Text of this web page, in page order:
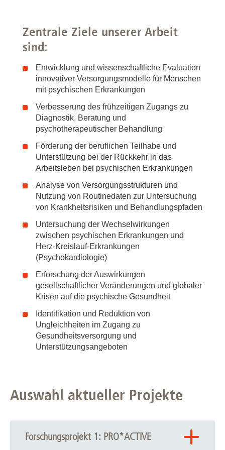
Zentrale Ziele unserer Arbeit
sind:
Entwicklung und wissenschaftliche Evaluation
innovativer Versorgungsmodelle für Menschen
mit psychischen Erkrankungen
Verbesserung des frühzeitigen Zugangs zu
Diagnostik, Beratung und
psychotherapeutischer Behandlung
Förderung der beruflichen Teilhabe und
Unterstützung bei der Rückkehr in das
Arbeitsleben bei psychischen Erkrankungen
Analyse von Versorgungsstrukturen und
Nutzung von Routinedaten zur Untersuchung
von Krankheitsrisiken und Behandlungspfaden
Untersuchung der Wechselwirkungen
zwischen psychischen Erkrankungen und
Herz-Kreislauf-Erkrankungen
(Psychokardiologie)
Erforschung der Auswirkungen
gesellschaftlicher Veränderungen und globaler
Krisen auf die psychische Gesundheit
Identifikation und Reduktion von
Ungleichheiten im Zugang zu
Gesundheitsversorgung und
Unterstützungsangeboten
Auswahl aktueller Projekte
Forschungsprojekt 1: PRO*ACTIVE